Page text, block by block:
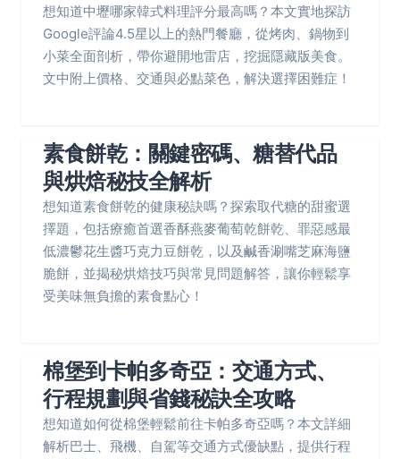
想知道中壢哪家韓式料理評分最高嗎？本文實地探訪
Google評論4.5星以上的熱門餐廳，從烤肉、鍋物到
小菜全面剖析，帶你避開地雷店，挖掘隱藏版美食。
文中附上價格、交通與必點菜色，解決選擇困難症！
素食餅乾：關鍵密碼、糖替代品
與烘焙秘技全解析
想知道素食餅乾的健康秘訣嗎？探索取代糖的甜蜜選
擇題，包括療癒首選香酥燕麥葡萄乾餅乾、罪惡感最
低濃鬱花生醬巧克力豆餅乾，以及鹹香涮嘴芝麻海鹽
脆餅，並揭秘烘焙技巧與常見問題解答，讓你輕鬆享
受美味無負擔的素食點心！
棉堡到卡帕多奇亞：交通方式、
行程規劃與省錢秘訣全攻略
想知道如何從棉堡輕鬆前往卡帕多奇亞嗎？本文詳細
解析巴士、飛機、自駕等交通方式優缺點，提供行程